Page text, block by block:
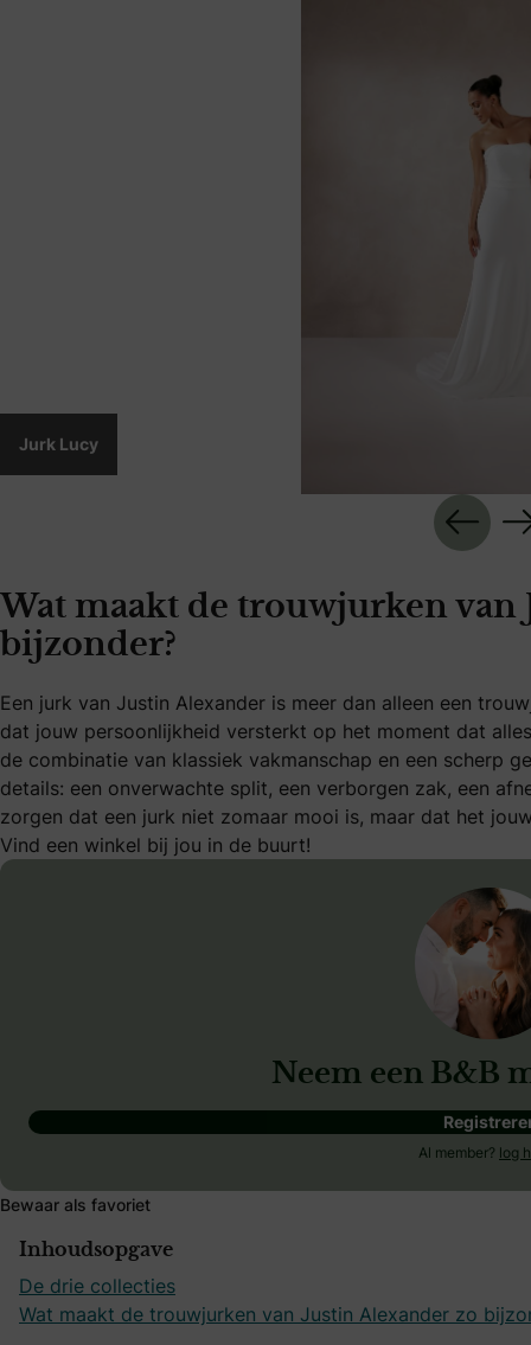
Jurk Lucy
Wat maakt de trouwjurken van
bijzonder?
Een jurk van Justin Alexander is meer dan alleen een
dat jouw persoonlijkheid versterkt op het moment dat
de combinatie van klassiek vakmanschap en een scherp
details: een onverwachte split, een verborgen zak, een
zorgen dat een jurk niet zomaar mooi is, maar dat het
Vind een winkel bij jou in de buurt!
Neem een B&B
Al member? log
Bewaar als favoriet
Inhoudsopgave
De drie collecties
Wat maakt de trouwjurken van Justin Alexander zo